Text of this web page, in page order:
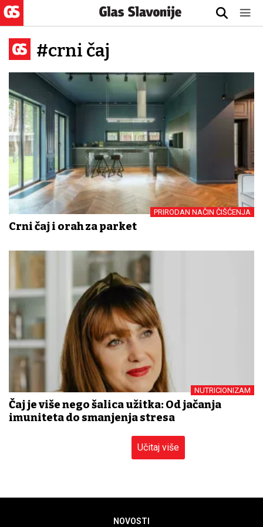
#crni čaj
PRIRODAN NAČIN ČIŠĆENJA
Crni čaj i orah za parket
NUTRICIONIZAM
Čaj je više nego šalica užitka: Od jačanja
imuniteta do smanjenja stresa
Učitaj više
NOVOSTI